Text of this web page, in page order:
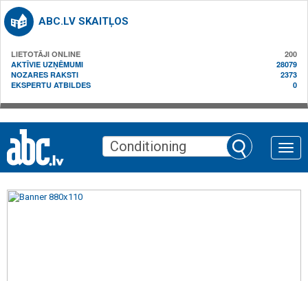
ABC.LV SKAITĻOS
LIETOTĀJI ONLINE
200
AKTĪVIE UZŅĒMUMI
28079
NOZARES RAKSTI
2373
EKSPERTU ATBILDES
0
Toggle